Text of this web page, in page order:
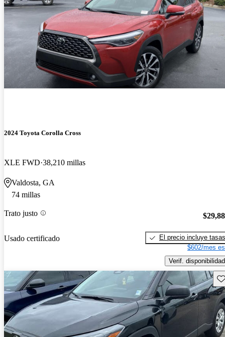
2024 Toyota Corolla Cross
XLE FWD 38,210 millas
Valdosta, GA
74 millas
Trato justo
Usado certificado
El precio incluye tasas
$602/mes
Verif. disponibilidad